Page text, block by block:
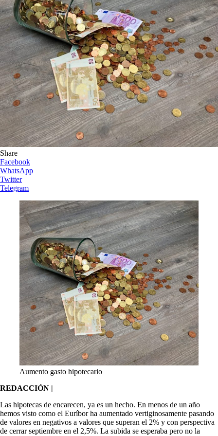
Share
Facebook
WhatsApp
Twitter
Telegram
Aumento gasto hipotecario
REDACCIÓN |
Las hipotecas de encarecen, ya es un hecho. En menos de un año
hemos visto como el Euríbor ha aumentado vertiginosamente pasando
de valores en negativos a valores que superan el 2% y con perspectiva
de cerrar septiembre en el 2,5%. La subida se esperaba pero no la